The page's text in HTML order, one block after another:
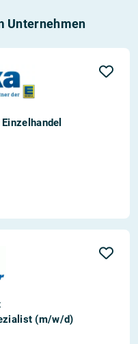
Unternehmen
(m/w/d)